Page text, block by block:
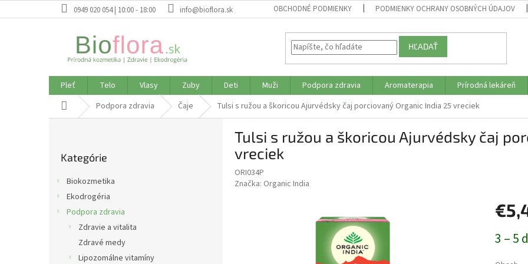
na
0949 020 054 | 10:00 - 18:00 info@bioflora.sk OBCHODNÉ PODMIENKY PODMIENKY OCHRANY OSOBNÝCH ÚDAJOV
HĽADAŤ
Pleť Telo Vlasy Zuby Deti Muži Podpora zdravia Aromaterapia Prírodná lekáreň
DomovPodpora zdravia Čaje Tulsi s ružou a škoricou Ajurvédsky čaj porciovaný Organic India 25 vreciek
kategórie
Kategórie
Biokozmetika
Ekodrogéria
Podpora zdravia
Zdravie a vitalita
Zdravé medy
Lipozomálne vitamíny
Tulsi s ružou a škoricou Ajurvédsky čaj
vreciek
ORI034P
Značka: Organic India
cena:
3 – 5